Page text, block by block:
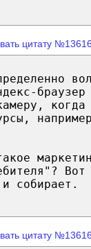
цитату
браузер
Вот
собирает.
цитату